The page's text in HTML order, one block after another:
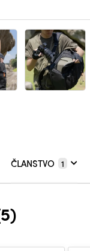
ČLANSTVO 1